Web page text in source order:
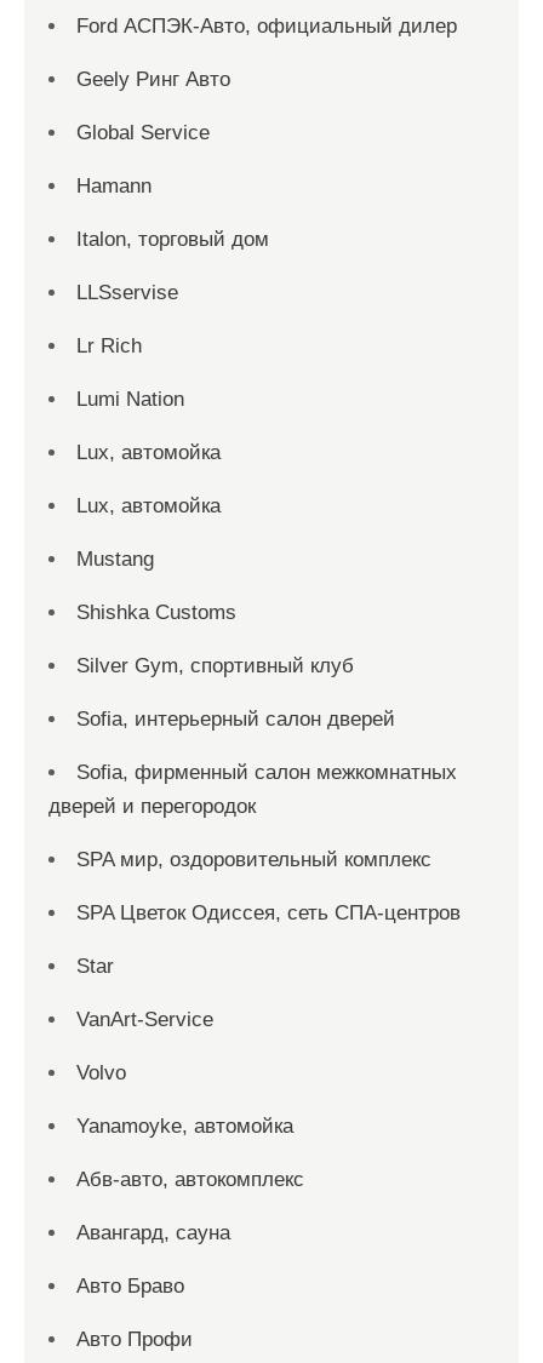
Ford АСПЭК-Авто, официальный дилер
Geely Ринг Авто
Global Service
Hamann
Italon, торговый дом
LLSservise
Lr Rich
Lumi Nation
Lux, автомойка
Lux, автомойка
Mustang
Shishka Customs
Silver Gym, спортивный клуб
Sofia, интерьерный салон дверей
Sofia, фирменный салон межкомнатных
дверей и перегородок
SPA мир, оздоровительный комплекс
SPA Цветок Одиссея, сеть СПА-центров
Star
VanArt-Service
Volvo
Yanamoyke, автомойка
Абв-авто, автокомплекс
Авангард, сауна
Авто Браво
Авто Профи